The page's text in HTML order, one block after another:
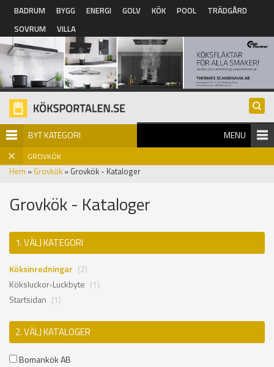
Hoppa till huvudinnehåll
BADRUM BYGG ENERGI GOLV KÖK POOL
TRÄDGÅRD
SOVRUM
VILLA
BYT KATEGORI MENU
GROVKÖK
Hem » Grovkök » Grovkök - Kataloger
Grovkök - Kataloger
1. VÄLJ KATEGORI
Köksinredningar (2)
Köksluckor-Luckbyte (1)
Startsidan (1)
2. VÄLJ KATALOGER
Bomankök AB